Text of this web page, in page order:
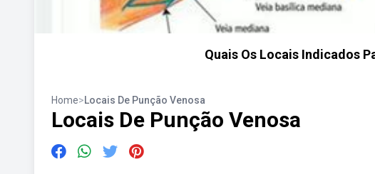
Quais Os Locais Indicados
Home>Locais De Punção Venosa
Locais De Punção Venosa